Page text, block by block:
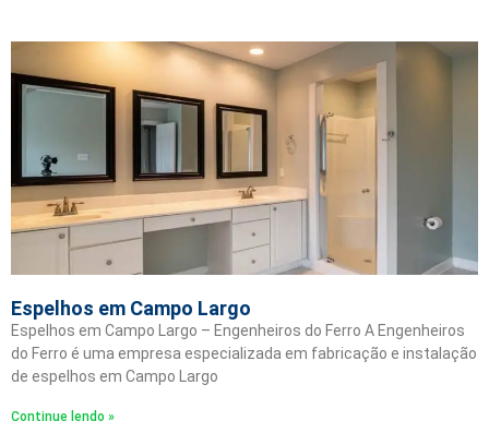
Espelhos em Campo Largo
Espelhos em Campo Largo – Engenheiros do Ferro A Engenheiros
do Ferro é uma empresa especializada em fabricação e instalação
de espelhos em Campo Largo
Continue lendo »